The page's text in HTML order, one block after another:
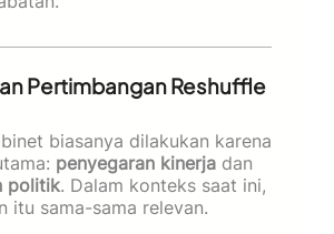
Pertimbangan Reshuffle
biasanya dilakukan karena
penyegaran kinerja dan
politik. Dalam konteks saat ini,
itu sama-sama relevan.